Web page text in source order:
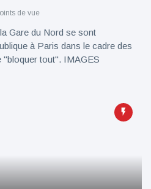
de vue
Gare du Nord se sont
à Paris dans le cadre des
"bloquer tout". IMAGES